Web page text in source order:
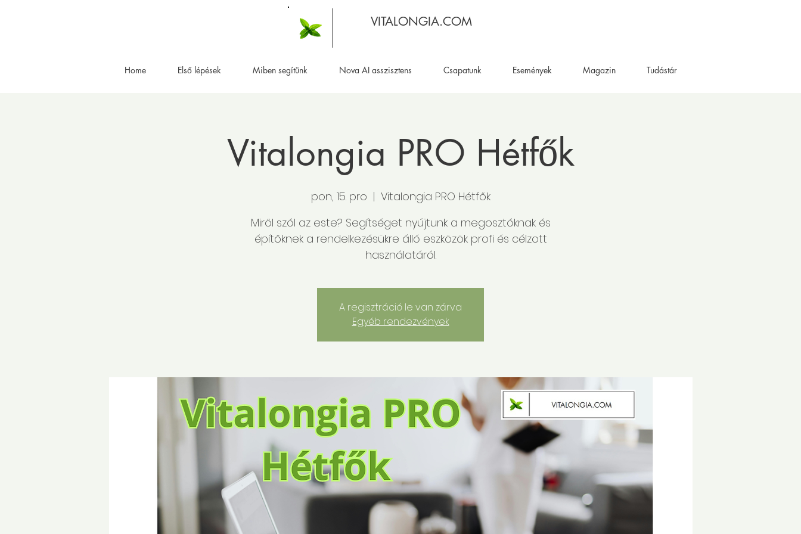
VITALONGIA.COM
Home Első lépések Miben segítünk Nova AI asszisztens Csapatunk Események Magazin Tudástár
Vitalongia PRO Hétfők
pon, 15. pro
  |
Vitalongia PRO Hétfők
Miről szól az este? Segítséget nyújtunk a megosztóknak és
építőknek a rendelkezésükre álló eszközök profi és célzott
használatáról.
A regisztráció le van zárva
Egyéb rendezvények